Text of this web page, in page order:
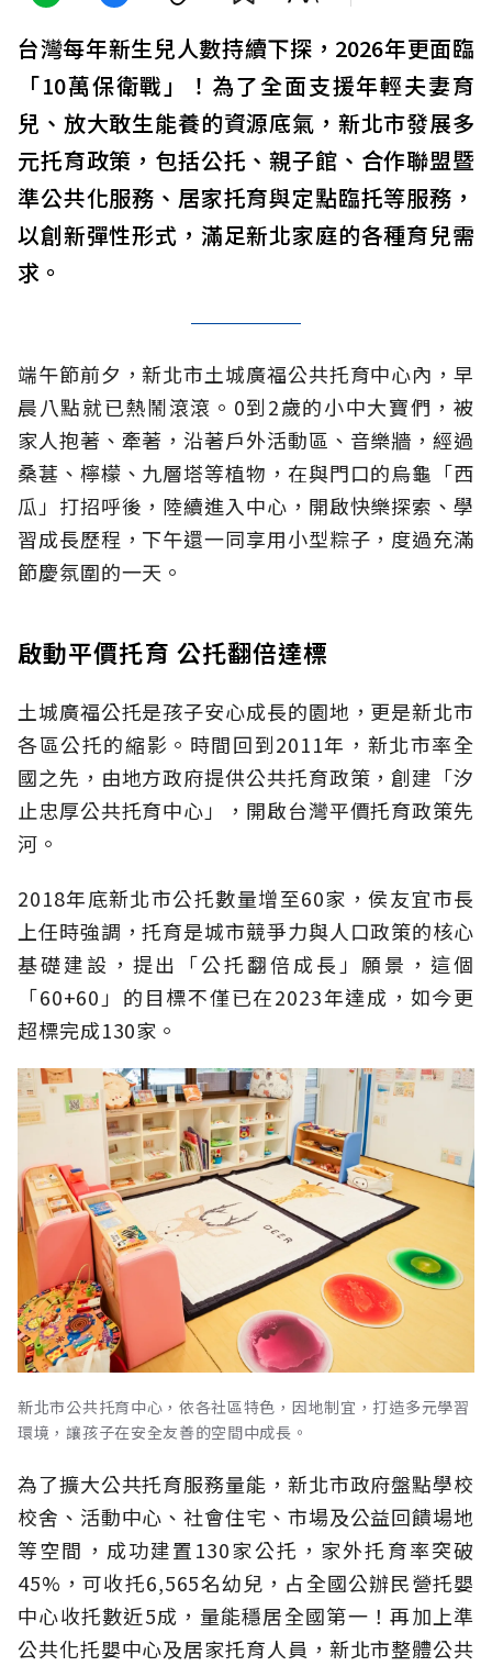
台灣每年新生兒人數持續下探，2026年更面臨
「10萬保衛戰」！為了全面支援年輕夫妻育
兒、放大敢生能養的資源底氣，新北市發展多
元托育政策，包括公托、親子館、合作聯盟暨
準公共化服務、居家托育與定點臨托等服務，
以創新彈性形式，滿足新北家庭的各種育兒需
求。
端午節前夕，新北市土城廣福公共托育中心內，早
晨八點就已熱鬧滾滾。0到2歲的小中大寶們，被
家人抱著、牽著，沿著戶外活動區、音樂牆，經過
桑葚、檸檬、九層塔等植物，在與門口的烏龜「西
瓜」打招呼後，陸續進入中心，開啟快樂探索、學
習成長歷程，下午還一同享用小型粽子，度過充滿
節慶氛圍的一天。
啟動平價托育 公托翻倍達標
土城廣福公托是孩子安心成長的園地，更是新北市
各區公托的縮影。時間回到2011年，新北市率全
國之先，由地方政府提供公共托育政策，創建「汐
止忠厚公共托育中心」，開啟台灣平價托育政策先
河。
2018年底新北市公托數量增至60家，侯友宜市長
上任時強調，托育是城市競爭力與人口政策的核心
基礎建設，提出「公托翻倍成長」願景，這個
「60+60」的目標不僅已在2023年達成，如今更
超標完成130家。
新北市公共托育中心，依各社區特色，因地制宜，打造多元學習
環境，讓孩子在安全友善的空間中成長。
為了擴大公共托育服務量能，新北市政府盤點學校
校舍、活動中心、社會住宅、市場及公益回饋場地
等空間，成功建置130家公托，家外托育率突破
45%，可收托6,565名幼兒，占全國公辦民營托嬰
中心收托數近5成，量能穩居全國第一！再加上準
公共化托嬰中心及居家托育人員，新北市整體公共